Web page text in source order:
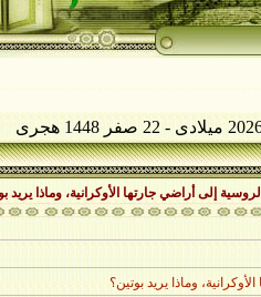
إلى أراضي جارتها الأوكرانية، وماذا يريد
وماذا يريد بوتين؟